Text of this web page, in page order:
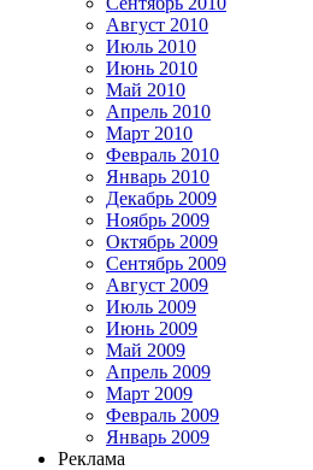
Август 2010
Июль 2010
Июнь 2010
Май 2010
Апрель 2010
Март 2010
Февраль 2010
Январь 2010
Декабрь 2009
Ноябрь 2009
Октябрь 2009
Сентябрь 2009
Август 2009
Июль 2009
Июнь 2009
Май 2009
Апрель 2009
Март 2009
Февраль 2009
Январь 2009
Реклама